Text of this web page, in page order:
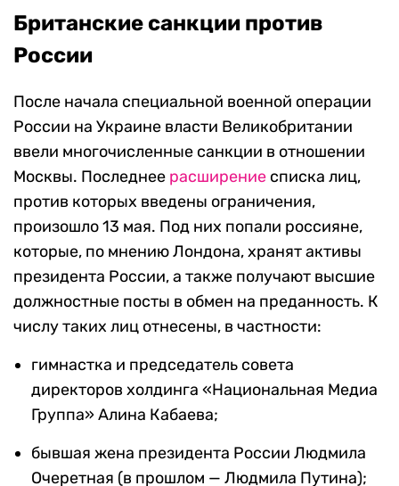
Британские санкции против
России
После начала специальной военной операции
России на Украине власти Великобритании
ввели многочисленные санкции в отношении
Москвы. Последнее расширение списка лиц,
против которых введены ограничения,
произошло 13 мая. Под них попали россияне,
которые, по мнению Лондона, хранят активы
президента России, а также получают высшие
должностные посты в обмен на преданность. К
числу таких лиц отнесены, в частности:
гимнастка и председатель совета
директоров холдинга «Национальная Медиа
Группа» Алина Кабаева;
бывшая жена президента России Людмила
Очеретная (в прошлом — Людмила Путина);